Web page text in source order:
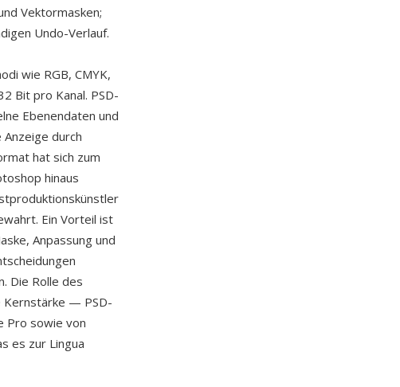
Vektormasken;
Undo-Verlauf.
wie RGB, CMYK,
Bit pro Kanal. PSD-
Ebenendaten und
durch
hat sich zum
hinaus
Ein Vorteil ist
Anpassung und
Die Rolle des
Kernstärke — PSD-
Pro sowie von
es zur Lingua